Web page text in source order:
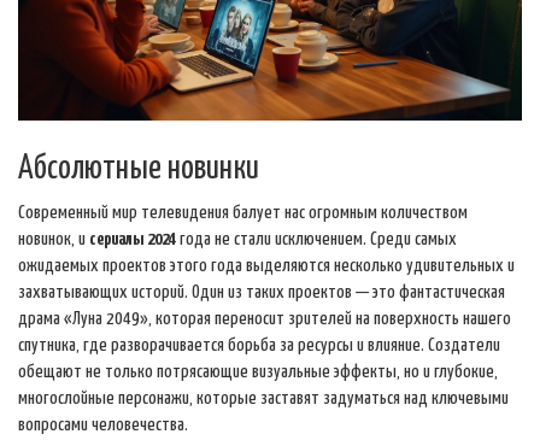
Абсолютные новинки
Современный мир телевидения балует нас огромным количеством
новинок, и сериалы 2024 года не стали исключением. Среди самых
ожидаемых проектов этого года выделяются несколько удивительных и
захватывающих историй. Один из таких проектов — это фантастическая
драма «Луна 2049», которая переносит зрителей на поверхность нашего
спутника, где разворачивается борьба за ресурсы и влияние. Создатели
обещают не только потрясающие визуальные эффекты, но и глубокие,
многослойные персонажи, которые заставят задуматься над ключевыми
вопросами человечества.